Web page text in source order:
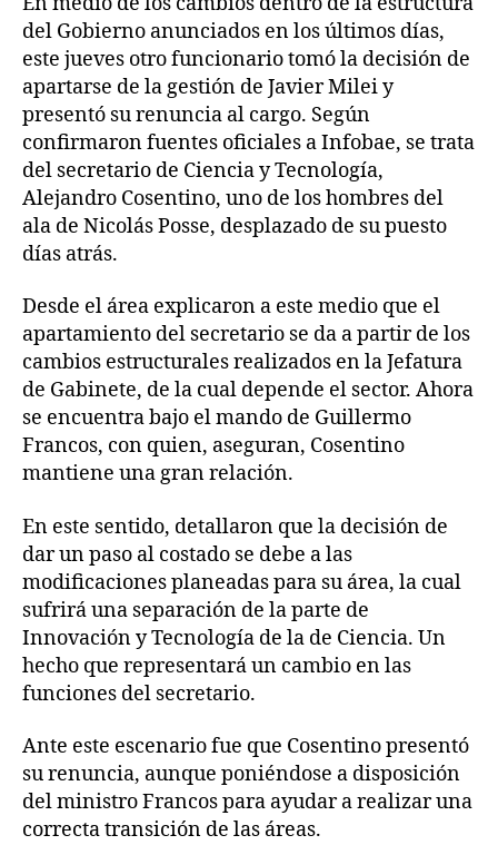
del Gobierno anunciados en los últimos días,
este jueves otro funcionario tomó la decisión de
apartarse de la gestión de Javier Milei y
presentó su renuncia al cargo. Según
confirmaron fuentes oficiales a Infobae, se trata
del secretario de Ciencia y Tecnología,
Alejandro Cosentino, uno de los hombres del
ala de Nicolás Posse, desplazado de su puesto
días atrás.
Desde el área explicaron a este medio que el
apartamiento del secretario se da a partir de los
cambios estructurales realizados en la Jefatura
de Gabinete, de la cual depende el sector. Ahora
se encuentra bajo el mando de Guillermo
Francos, con quien, aseguran, Cosentino
mantiene una gran relación.
En este sentido, detallaron que la decisión de
dar un paso al costado se debe a las
modificaciones planeadas para su área, la cual
sufrirá una separación de la parte de
Innovación y Tecnología de la de Ciencia. Un
hecho que representará un cambio en las
funciones del secretario.
Ante este escenario fue que Cosentino presentó
su renuncia, aunque poniéndose a disposición
del ministro Francos para ayudar a realizar una
correcta transición de las áreas.